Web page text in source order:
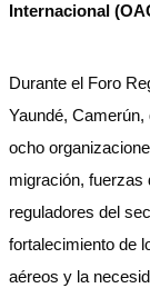
Internacional
Durante el Foro
Yaundé,
ocho
migración, fuerzas
reguladores del
fortalecimiento de
aéreos y la